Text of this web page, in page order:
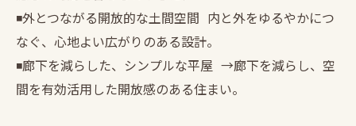
◾️外とつながる開放的な土間空間 内と外をゆるやかにつ
なぐ、心地よい広がりのある設計。
◾️廊下を減らした、シンプルな平屋 →廊下を減らし、空
間を有効活用した開放感のある住まい。